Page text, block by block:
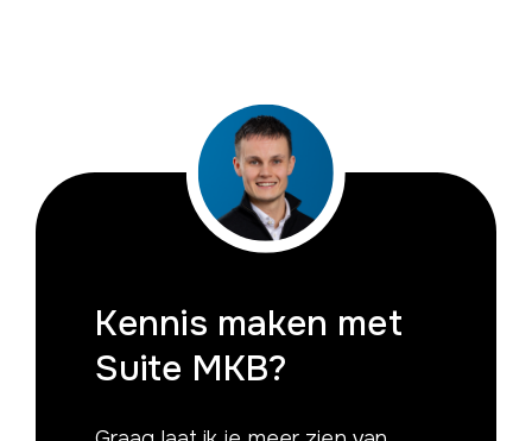
Kennis maken met
Suite MKB?